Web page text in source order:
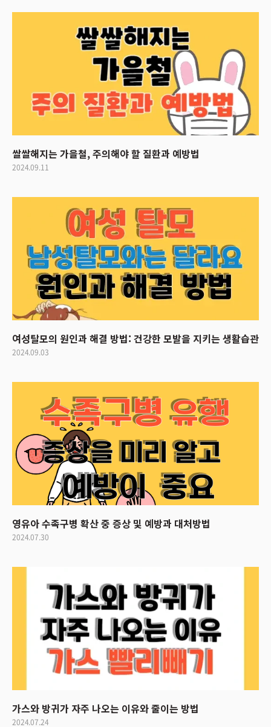
쌀쌀해지는 가을철, 주의해야 할 질환과 예방법
2024.09.11
여성탈모의 원인과 해결 방법: 건강한 모발을 지키는 생활습관
2024.09.03
영유아 수족구병 확산 중 증상 및 예방과 대처방법
2024.07.30
가스와 방귀가 자주 나오는 이유와 줄이는 방법
2024.07.24